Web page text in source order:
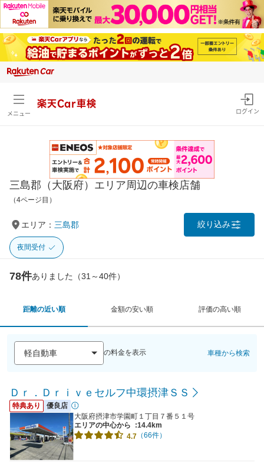
メニュー
楽天Car車検
ログイン
三島郡（大阪府）エリア周辺の車検店舗
（4ページ目）
エリア： 三島郡 絞り込み
夜間受付
78件ありました（31～40件）
距離の近い順 金額の安い順 評価の高い順
の料金を表示 車種から検索
Ｄｒ．Ｄｒｉｖｅセルフ中環摂津ＳＳ
特典あり
優良店
大阪府摂津市学園町１丁目７番５１号
エリアの中心から
:14.4km
4.7 （66件）